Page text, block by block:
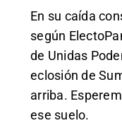
En su caída
según
de Unidas
eclosión de
arriba.
ese suelo.